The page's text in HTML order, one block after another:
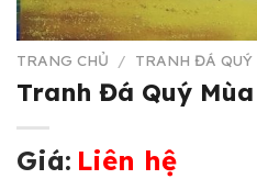
TRANG CHỦ / TRANH ĐÁ QUÝ
Tranh Đá Quý
Giá: Liên hệ